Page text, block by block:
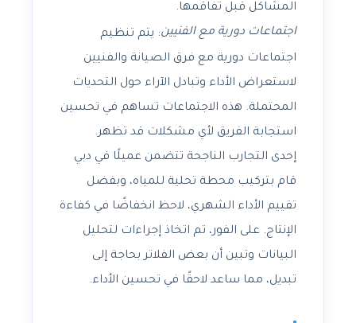
المشاكل قبل تفاقمها.
اجتماعات دورية مع الفنيين: يتم تنظيم
اجتماعات دورية مع فرق الصيانة والفنيين
لاستعراض الأداء وتبادل الآراء حول التحديات
المحتملة. هذه الاجتماعات تساهم في تحسين
استجابة الفريق لأي مشكلات قد تظهر.
إحدى التجارب الناجحة تتضمن عميلًا في دبي
قام بتركيب محطة تحلية للمياه، وبفضل
تقييم الأداء الشهري، لاحظ انخفاضًا في كفاءة
الإنتاج. على الفور، تم اتخاذ إجراءات لتحليل
البيانات وتبين أن بعض الفلاتر بحاجة إلى
تبديل، مما ساعد لاحقًا في تحسين الأداء.